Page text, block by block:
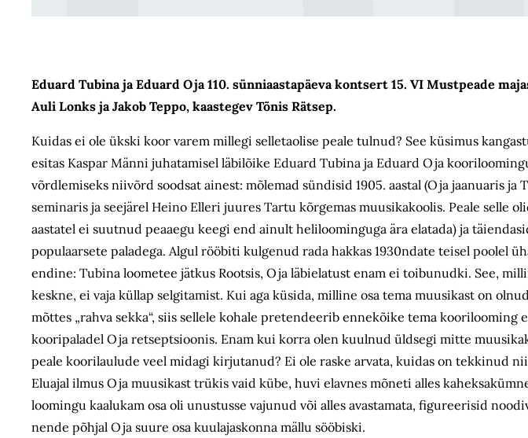
Eduard Tubina ja Eduard Oja 110. sünniaastapäeva kontsert 15. VI Mustpeade
Auli Lonks ja Jakob Teppo, kaastegev Tõnis Rätsep.
Kuidas ei ole ükski koor varem millegi selletaolise peale tulnud? See küsimus
esitas Kaspar Männi juhatamisel läbilõike Eduard Tubina ja Eduard Oja
võrdlemiseks niivõrd soodsat ainest: mõlemad sündisid 1905. aastal (Oja jaanuaris
seminaris ja seejärel Heino Elleri juures Tartu kõrgemas muusikakoolis. Peale selle
aastatel ei suutnud peaaegu keegi end ainult heliloominguga ära elatada) ja
populaarsete paladega. Algul rööbiti kulgenud rada hakkas 1930ndate teisel poolel
endine: Tubina loometee jätkus Rootsis, Oja läbielatust enam ei toibunudki. See,
keskne, ei vaja küllap selgitamist. Kui aga küsida, milline osa tema muusikast on
mõttes „rahva sekka“, siis sellele kohale pretendeerib ennekõike tema koorilooming
kooripaladel Oja retseptsioonis. Enam kui korra olen kuulnud üldsegi mitte
peale koorilaulude veel midagi kirjutanud? Ei ole raske arvata, kuidas on tekkinud
Eluajal ilmus Oja muusikast trükis vaid kübe, huvi elavnes mõneti alles
loomingu kaalukam osa oli unustusse vajunud või alles avastamata, figureerisid
nende põhjal Oja suure osa kuulajaskonna mällu sööbiski.